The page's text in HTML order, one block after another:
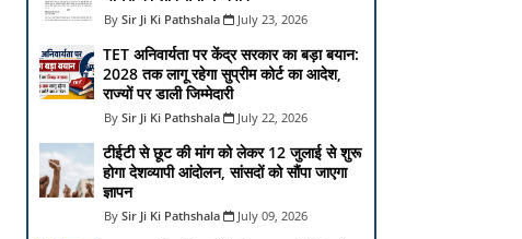
Sir Ji Ki Pathshala July 23, 2026
TET अनिवार्यता पर केंद्र सरकार का बड़ा बयान:
2028 तक लागू रहेगा सुप्रीम कोर्ट का आदेश,
राज्यों पर डाली जिम्मेदारी
Sir Ji Ki Pathshala July 22, 2026
टीईटी से छूट की मांग को लेकर 12 जुलाई से शुरू
होगा देशव्यापी आंदोलन, सांसदों को सौंपा जाएगा
ज्ञापन
Sir Ji Ki Pathshala July 09, 2026